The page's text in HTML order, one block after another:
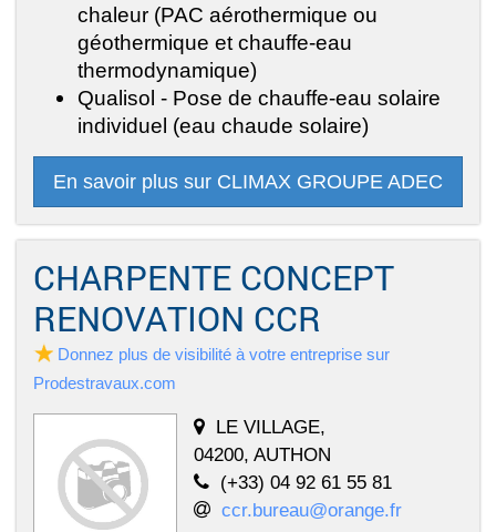
chaleur (PAC aérothermique ou
géothermique et chauffe-eau
thermodynamique)
Qualisol - Pose de chauffe-eau solaire
individuel (eau chaude solaire)
En savoir plus sur CLIMAX GROUPE ADEC
CHARPENTE CONCEPT
RENOVATION CCR
Donnez plus de visibilité à votre entreprise sur
Prodestravaux.com
LE VILLAGE,
04200, AUTHON
(+33) 04 92 61 55 81
ccr.bureau@orange.fr